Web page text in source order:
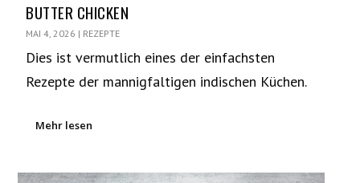
BUTTER CHICKEN
MAI 4, 2026 | REZEPTE
Dies ist vermutlich eines der einfachsten
Rezepte der mannigfaltigen indischen Küchen.
Mehr lesen